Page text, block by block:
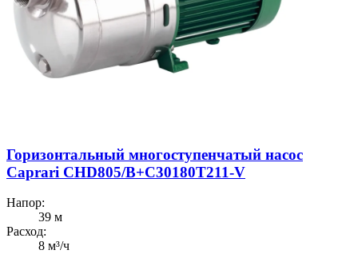
Горизонтальный многоступенчатый насос
Caprari CHD805/В+C30180T211-V
Напор:
39 м
Расход:
8 м³/ч